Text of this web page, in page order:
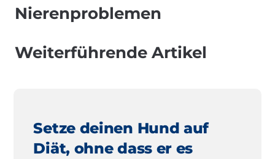
Nierenproblemen
Weiterführende Artikel
Setze deinen Hund auf
Diät, ohne dass er es